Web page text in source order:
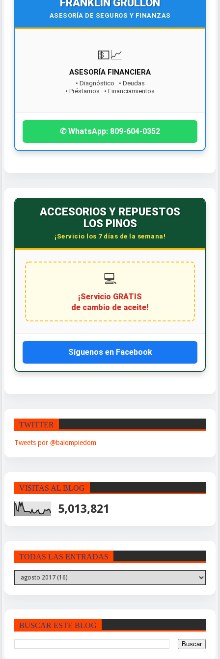
FRANKLIN GRULLÓN
ASESORÍA DE SEGUROS Y FINANZAS
¡Contáctanos hoy!
✆ WhatsApp: 809-604-0352
ACCESORIOS Y REPUESTOS
LOS PINOS
¡Servicio los 7 días de la semana!
Síguenos en Facebook
TWITTER
Tweets por @balompiedom
VISITAS AL BLOG
5,013,821
TODAS LAS ENTRADAS
BUSCAR ESTE BLOG